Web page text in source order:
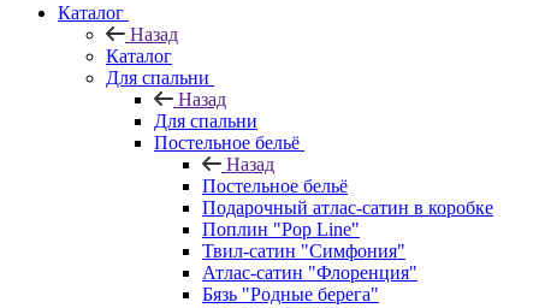
Каталог
Назад
Каталог
Для спальни
Назад
Для спальни
Постельное бельё
Назад
Постельное бельё
Подарочный атлас-сатин в коробке
Поплин "Pop Line"
Твил-сатин "Симфония"
Атлас-сатин "Флоренция"
Бязь "Родные берега"